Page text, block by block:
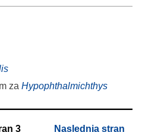
za Hypophthalmichthys
3 Naslednja stran